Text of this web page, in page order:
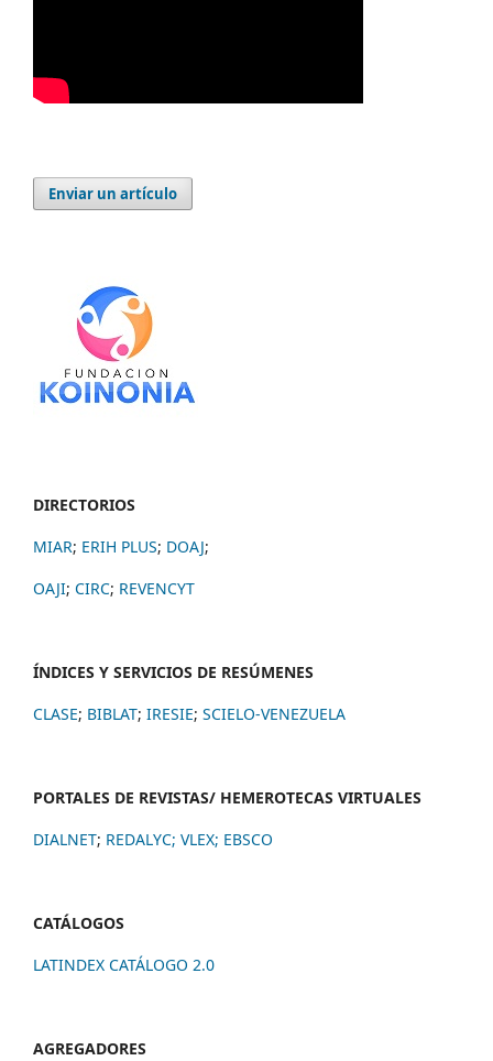
Enviar un artículo
DIRECTORIOS
MIAR; ERIH PLUS; DOAJ;
OAJI; CIRC; REVENCYT
ÍNDICES Y SERVICIOS DE RESÚMENES
CLASE; BIBLAT; IRESIE; SCIELO-VENEZUELA
PORTALES DE REVISTAS/ HEMEROTECAS VIRTUALES
DIALNET; REDALYC; VLEX; EBSCO
CATÁLOGOS
LATINDEX CATÁLOGO 2.0
AGREGADORES